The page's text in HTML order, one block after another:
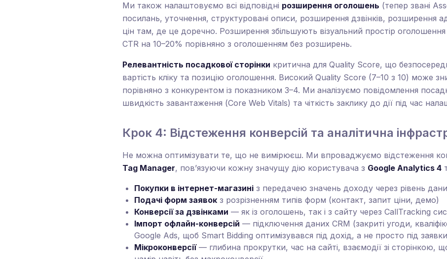
Ми також налаштовуємо всі відповідні розширення оголошень (тепер звані
посилань, уточнення, структуровані описи, розширення дзвінків, розширення
цін там, де це доречно. Розширення збільшують візуальний простір
CTR на 10–20% порівняно з оголошенням без розширень.
Релевантність посадкової сторінки критична для Quality Score, що
вартість кліку та позицію оголошення. Високий Quality Score (7–10 з 10) може
порівняно з конкурентом із показником 3–4. Ми аналізуємо повідомлення
швидкість завантаження (Core Web Vitals) та чіткість заклику до дії під час
Крок 4: Відстеження конверсій та аналітична
Не можна оптимізувати те, що не вимірюєш. Ми впроваджуємо відстеження
Tag Manager, пов’язуючи кожну значущу дію користувача з Google Analytics 4
Покупки в інтернет-магазині з передачею значень доходу через рівень
Подачі форм заявок з розрізненням типів форм (контакт, запит ціни, демо)
Конверсії за дзвінками — як із оголошень, так і з сайту через CallTracking
Імпорт офлайн-конверсій — підключення даних CRM (закриті угоди,
Google Ads, щоб Smart Bidding оптимізувався під дохід, а не просто під заявки
Мікроконверсії— глибина прокрутки, час на сайті, взаємодії зі сторінкою,